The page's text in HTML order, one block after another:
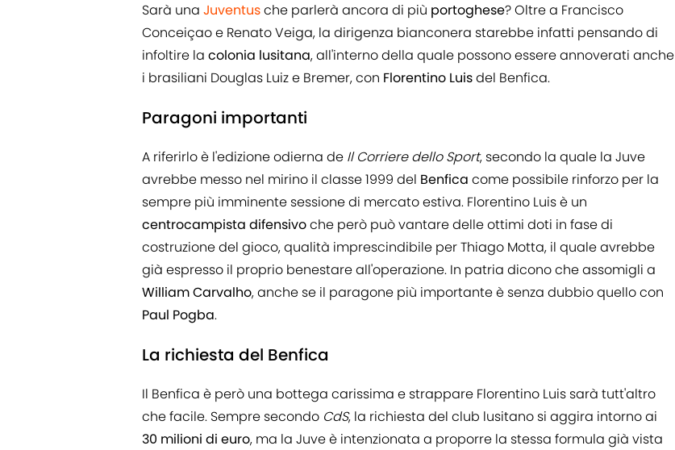
Sarà una Juventusche parlerà ancora di più portoghese? Oltre a Francisco
Conceiçao e Renato Veiga, la dirigenza bianconera starebbe infatti pensando di
infoltire la colonia lusitana, all'interno della quale possono essere annoverati anche
i brasiliani Douglas Luiz e Bremer, con Florentino Luisdel Benfica.
Paragoni importanti
A riferirlo è l'edizione odierna de Il Corriere dello Sport, secondo la quale la Juve
avrebbe messo nel mirino il classe 1999 del Benfica come possibile rinforzo per la
sempre più imminente sessione di mercato estiva. Florentino Luis è un
centrocampista difensivoche però può vantare delle ottimi doti in fase di
costruzione del gioco, qualità imprescindibile per Thiago Motta, il quale avrebbe
già espresso il proprio benestare all'operazione. In patria dicono che assomigli a
William Carvalho, anche se il paragone più importante è senza dubbio quello con
Paul Pogba.
La richiesta del Benfica
Il Benfica è però una bottega carissima e strappare Florentino Luis sarà tutt'altro
che facile. Sempre secondo CdS, la richiesta del club lusitano si aggira intorno ai
30 milioni di euro, ma la Juve è intenzionata a proporre la stessa formula già vista